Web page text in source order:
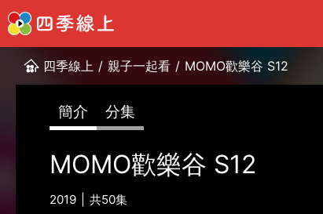
四季線上 / 親子一起看 / MOMO歡樂谷 S12
簡介 分集
MOMO歡樂谷 S12
2019
共50集